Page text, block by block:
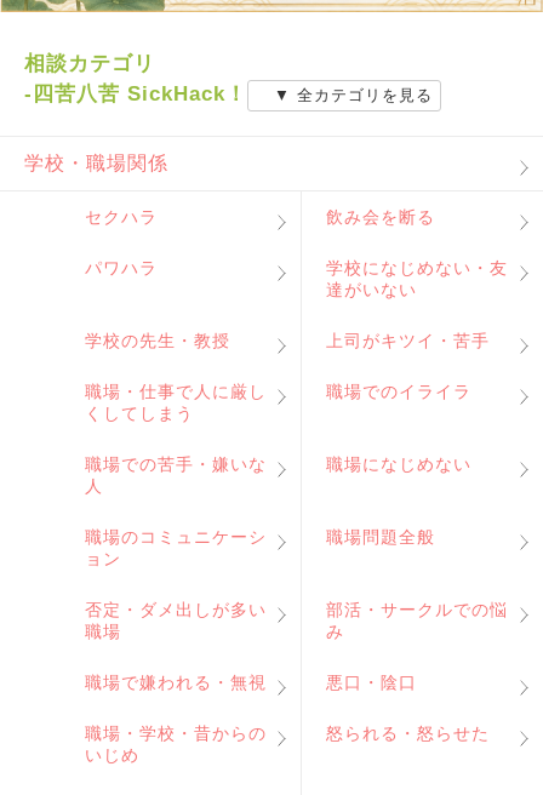
相談カテゴリ
-四苦八苦 SickHack！
▼ 全カテゴリを見る
学校・職場関係
セクハラ 飲み会を断る
パワハラ
学校になじめない・友
達がいない
学校の先生・教授 上司がキツイ・苦手
職場・仕事で人に厳し
くしてしまう
職場でのイライラ
職場での苦手・嫌いな
人
職場になじめない
職場のコミュニケーシ
ョン
職場問題全般
否定・ダメ出しが多い
職場
部活・サークルでの悩
み
職場で嫌われる・無視 悪口・陰口
職場・学校・昔からの
いじめ
怒られる・怒らせた